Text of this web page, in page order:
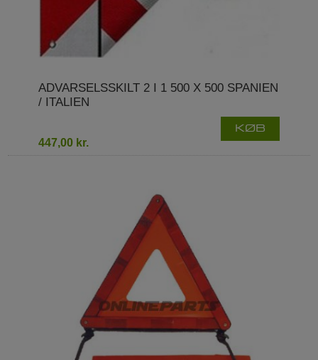
ADVARSELSSKILT 2 I 1 500 X 500 SPANIEN
/ ITALIEN
447,00 kr.
KØB